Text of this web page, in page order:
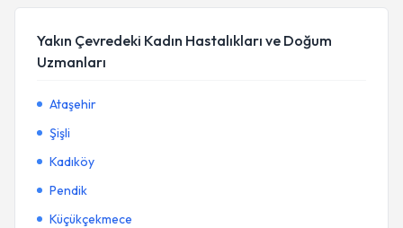
Yakın Çevredeki Kadın Hastalıkları ve Doğum
Uzmanları
Ataşehir
Şişli
Kadıköy
Pendik
Küçükçekmece